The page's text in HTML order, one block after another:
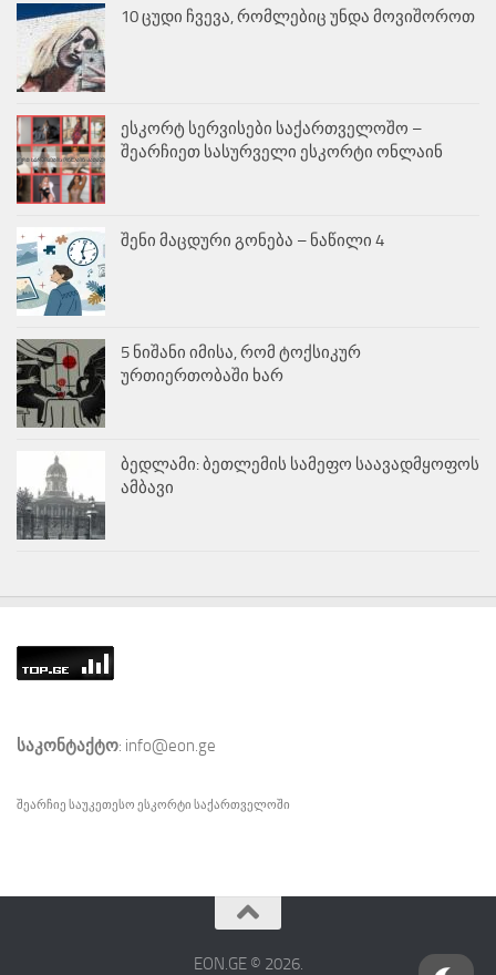
10 ცუდი ჩვევა, რომლებიც უნდა მოვიშოროთ
ესკორტ სერვისები საქართველოშო –
შეარჩიეთ სასურველი ესკორტი ონლაინ
შენი მაცდური გონება – ნაწილი 4
5 ნიშანი იმისა, რომ ტოქსიკურ
ურთიერთობაში ხარ
ბედლამი: ბეთლემის სამეფო საავადმყოფოს
ამბავი
საკონტაქტო: info@eon.ge
შეარჩიე საუკეთესო ესკორტი საქართველოში
EON.GE © 2026.